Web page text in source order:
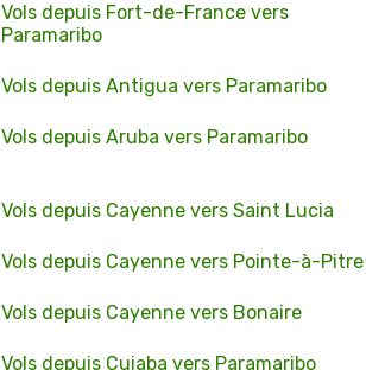
Vols depuis Fort-de-France vers
Paramaribo
Vols depuis Antigua vers Paramaribo
Vols depuis Aruba vers Paramaribo
Vols depuis Cayenne vers Saint Lucia
Vols depuis Cayenne vers Pointe-à-Pitre
Vols depuis Cayenne vers Bonaire
Vols depuis Cuiaba vers Paramaribo